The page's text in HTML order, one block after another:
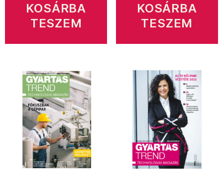
KOSÁRBA
TESZEM
KOSÁRBA
TESZEM